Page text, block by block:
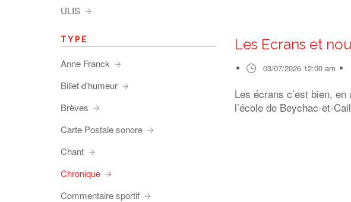
Les Ecrans et
03/07/2026 12:00 am
Les écrans c’est bien,
l’école de Beychac-et-
ULIS
TYPE
Anne Franck
Billet d'humeur
Brèves
Carte Postale sonore
Chant
Chronique
Commentaire sportif